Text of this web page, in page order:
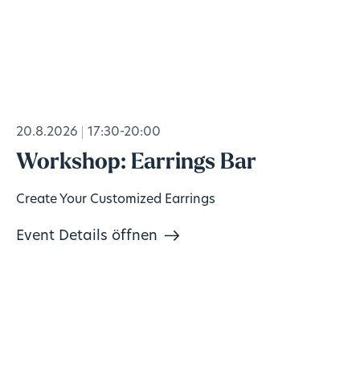
20.8.2026 17:30-20:00
Workshop: Earrings Bar
Create Your Customized Earrings
Event Details öffnen